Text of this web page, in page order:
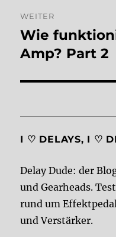
WEITER
Nächster
Beitrag:
Wie
Amp? Part 2
I ♡ DELAYS, I ♡
Delay Dude: der
und Gearheads.
rund um
und Verstärker.